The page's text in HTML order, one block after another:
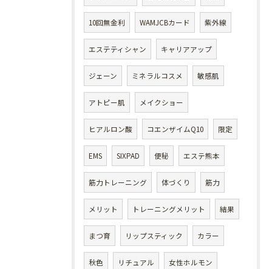
10回無金利 WAMJCBカード 紫外線
エステティシャン キャリアアップ
ジェーン ミネラルコスメ 敏感肌
アトピー肌 メイクショー
ヒアルロン酸 コエンザイムQ10 限定
EMS SIXPAD 便秘 エステ熊本
筋力トレーニング 体づくり 筋力
メリット トレーニングメリット 結果
まつ育 リップスティック カラー
秋色 リチュアル 女性ホルモン